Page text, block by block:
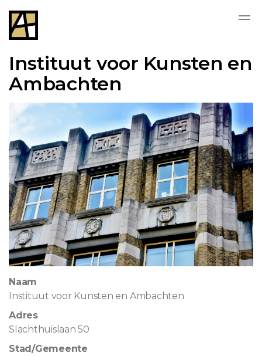
Instituut voor Kunsten en
Ambachten
Naam
Instituut voor Kunsten en Ambachten
Adres
Slachthuislaan 50
Stad/Gemeente